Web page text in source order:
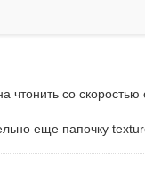
со скоростью
еще папочку